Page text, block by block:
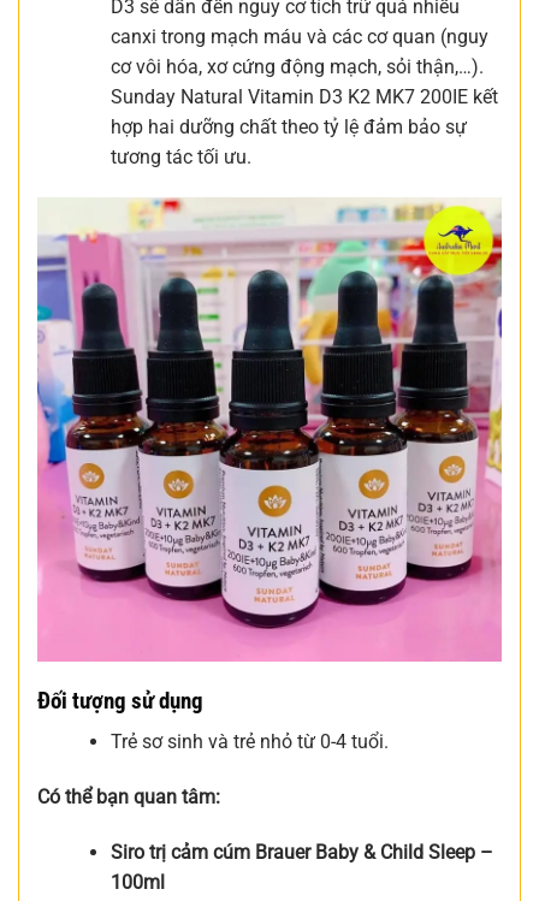
D3 sẽ dẫn đến nguy cơ tích trữ quá nhiều
canxi trong mạch máu và các cơ quan (nguy
cơ vôi hóa, xơ cứng động mạch, sỏi thận,…).
Sunday Natural Vitamin D3 K2 MK7 200IE kết
hợp hai dưỡng chất theo tỷ lệ đảm bảo sự
tương tác tối ưu.
Đối tượng sử dụng
Trẻ sơ sinh và trẻ nhỏ từ 0-4 tuổi.
Có thể bạn quan tâm:
Siro trị cảm cúm Brauer Baby & Child Sleep –
100ml